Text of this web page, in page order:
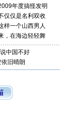
年度搞怪发明
仅仅是名利双收
样一个山西男人
，在海边轻轻舞
中国不好
旧晴朗